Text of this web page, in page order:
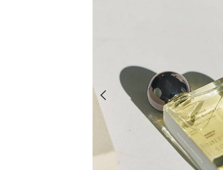
Prev